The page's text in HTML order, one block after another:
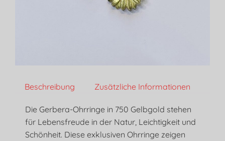
Beschreibung Zusätzliche Informationen
Die Gerbera-Ohrringe in 750 Gelbgold stehen
für Lebensfreude in der Natur, Leichtigkeit und
Schönheit. Diese exklusiven Ohrringe zeigen